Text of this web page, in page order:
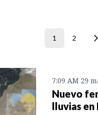
1 2
7:09 AM 29
Nuevo
lluvias en